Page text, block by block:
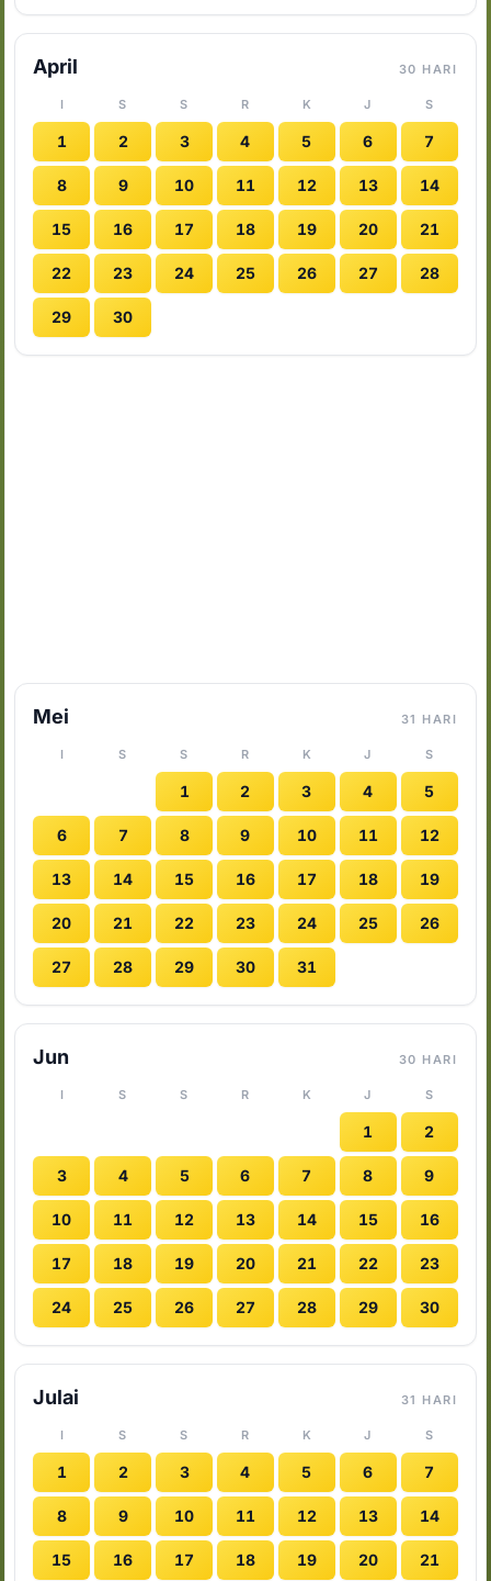
April 30 HARI
I S S R K J S
1 2 3 4 5 6 7
8 9 10 11 12 13 14
15 16 17 18 19 20 21
22 23 24 25 26 27 28
29 30
Mei 31 HARI
I S S R K J S
1 2 3 4 5
6 7 8 9 10 11 12
13 14 15 16 17 18 19
20 21 22 23 24 25 26
27 28 29 30 31
Jun 30 HARI
I S S R K J S
1 2
3 4 5 6 7 8 9
10 11 12 13 14 15 16
17 18 19 20 21 22 23
24 25 26 27 28 29 30
Julai 31 HARI
I S S R K J S
1 2 3 4 5 6 7
8 9 10 11 12 13 14
15 16 17 18 19 20 21